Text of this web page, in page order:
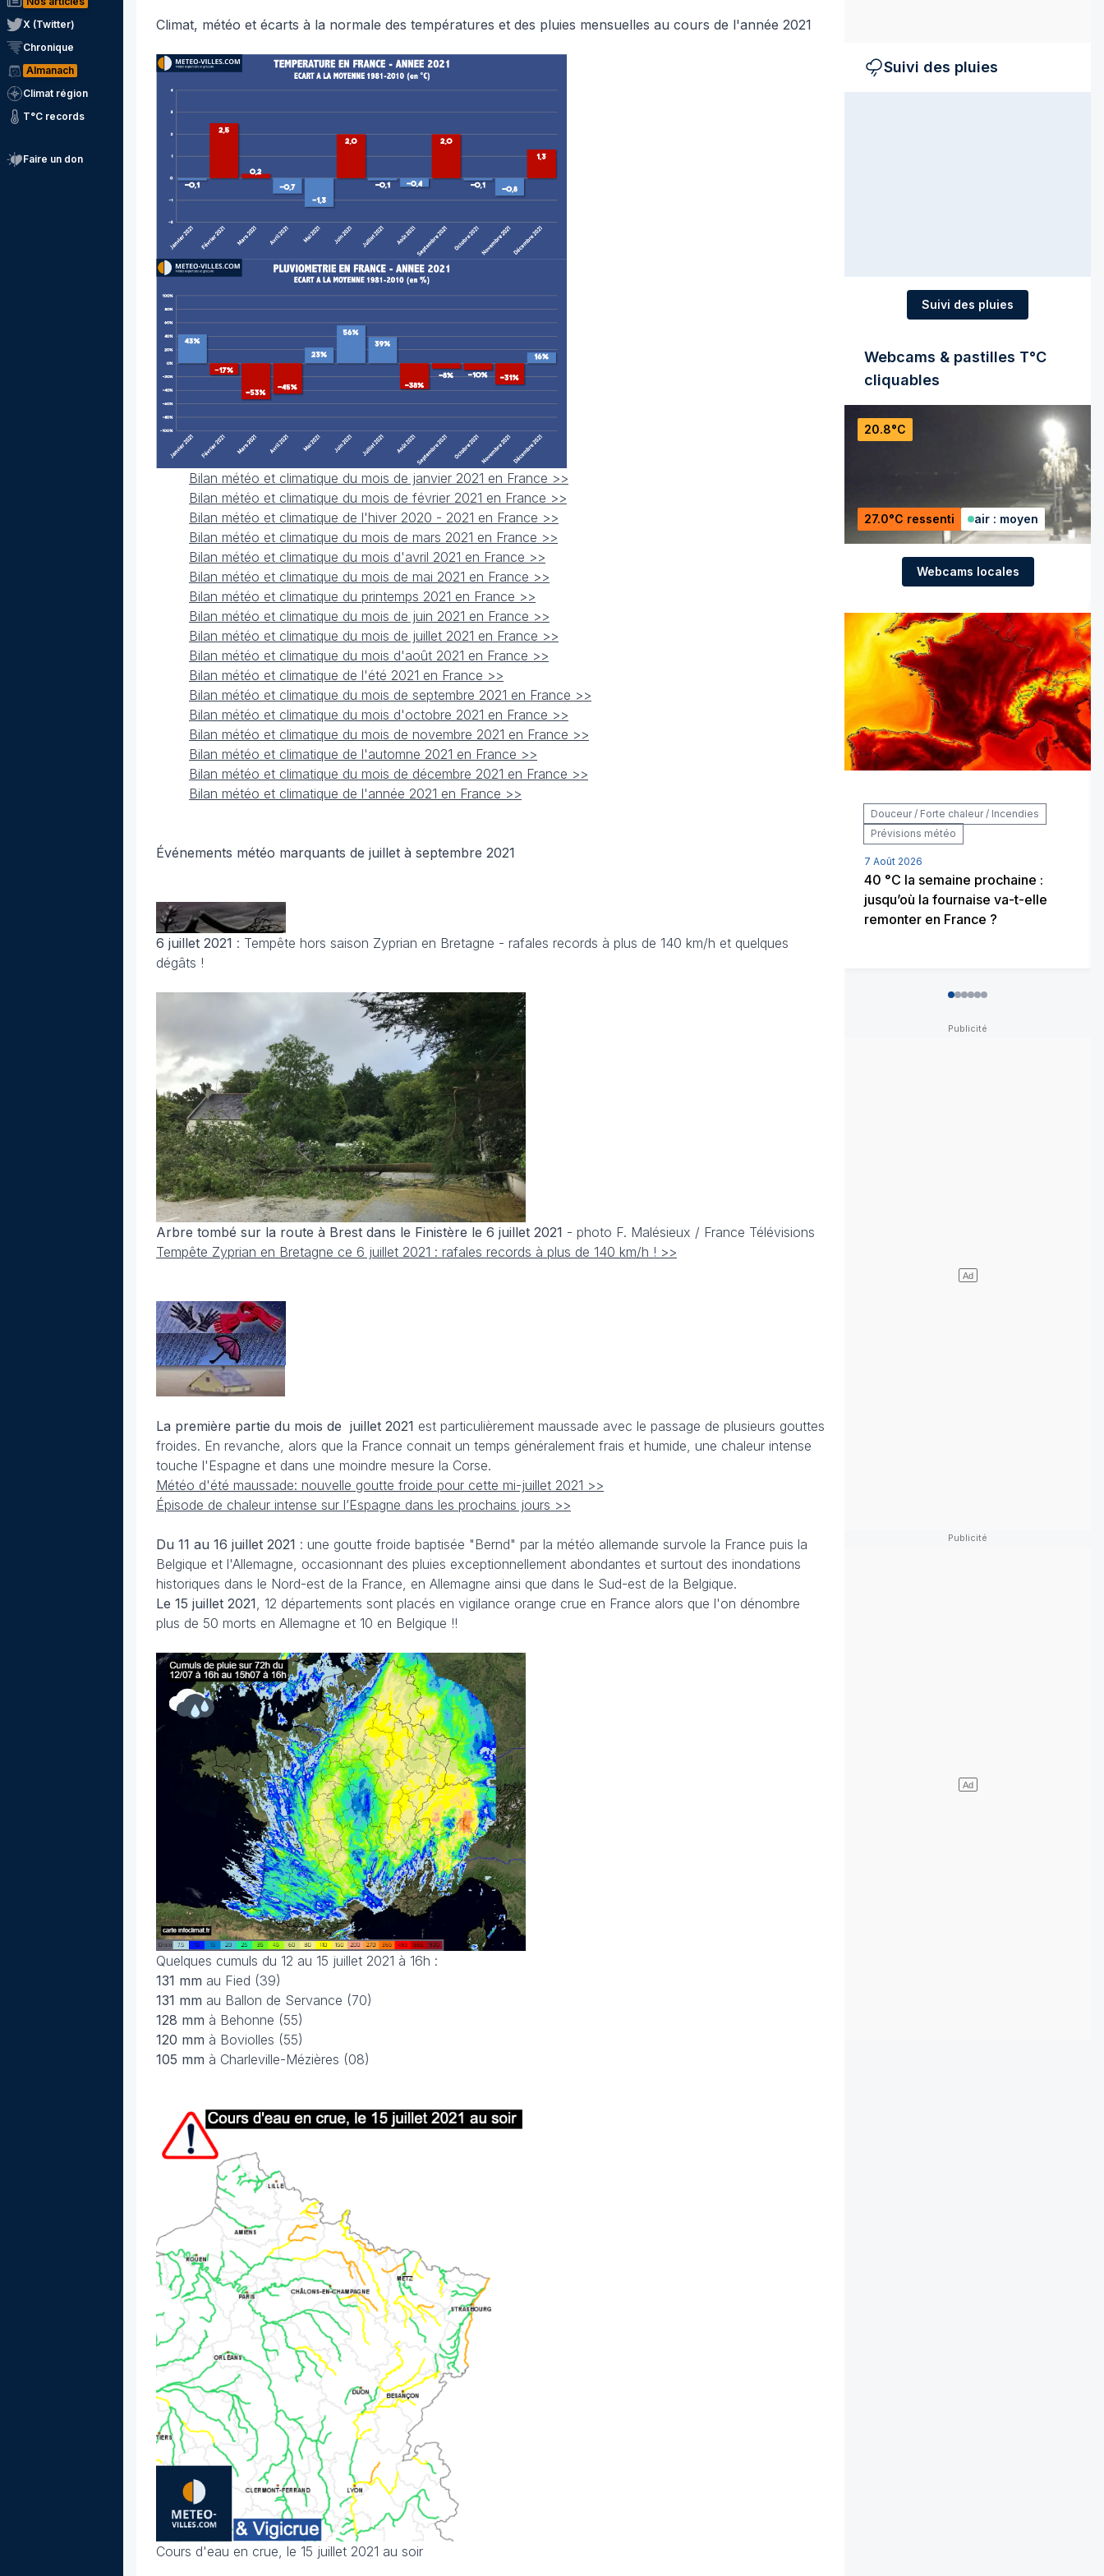
X (Twitter)
Chronique
Almanach
Climat région
T°C records
Faire un don
Climat, météo et écarts à la normale des températures et des pluies mensuelles au cours de l'année 2021
Bilan météo et climatique du mois de janvier 2021 en France >>
Bilan météo et climatique du mois de février 2021 en France >>
Bilan météo et climatique de l'hiver 2020 - 2021 en France >>
Bilan météo et climatique du mois de mars 2021 en France >>
Bilan météo et climatique du mois d'avril 2021 en France >>
Bilan météo et climatique du mois de mai 2021 en France >>
Bilan météo et climatique du printemps 2021 en France >>
Bilan météo et climatique du mois de juin 2021 en France >>
Bilan météo et climatique du mois de juillet 2021 en France >>
Bilan météo et climatique du mois d'août 2021 en France >>
Bilan météo et climatique de l'été 2021 en France >>
Bilan météo et climatique du mois de septembre 2021 en France >>
Bilan météo et climatique du mois d'octobre 2021 en France >>
Bilan météo et climatique du mois de novembre 2021 en France >>
Bilan météo et climatique de l'automne 2021 en France >>
Bilan météo et climatique du mois de décembre 2021 en France >>
Bilan météo et climatique de l'année 2021 en France >>
Événements météo marquants de juillet à septembre 2021
6 juillet 2021 : Tempête hors saison Zyprian en Bretagne - rafales records à plus de 140 km/h et quelques
dégâts !
Arbre tombé sur la route à Brest dans le Finistère le 6 juillet 2021 - photo F. Malésieux / France Télévisions
Tempête Zyprian en Bretagne ce 6 juillet 2021 : rafales records à plus de 140 km/h ! >>
La première partie du mois de juillet 2021 est particulièrement maussade avec le passage de plusieurs gouttes
froides. En revanche, alors que la France connait un temps généralement frais et humide, une chaleur intense
touche l'Espagne et dans une moindre mesure la Corse.
Météo d'été maussade: nouvelle goutte froide pour cette mi-juillet 2021 >>
Épisode de chaleur intense sur l’Espagne dans les prochains jours >>
Du 11 au 16 juillet 2021 : une goutte froide baptisée "Bernd" par la météo allemande survole la France puis la
Belgique et l'Allemagne, occasionnant des pluies exceptionnellement abondantes et surtout des inondations
historiques dans le Nord-est de la France, en Allemagne ainsi que dans le Sud-est de la Belgique.
Le 15 juillet 2021, 12 départements sont placés en vigilance orange crue en France alors que l'on dénombre
plus de 50 morts en Allemagne et 10 en Belgique !!
Quelques cumuls du 12 au 15 juillet 2021 à 16h :
131 mm au Fied (39)
131 mm au Ballon de Servance (70)
128 mm à Behonne (55)
120 mm à Boviolles (55)
105 mm à Charleville-Mézières (08)
Cours d'eau en crue, le 15 juillet 2021 au soir
Suivi des pluies
Suivi des pluies
Webcams & pastilles T°C
cliquables
20.8°C
27.0°C ressenti air : moyen
Webcams locales
Douceur / Forte chaleur / Incendies
Prévisions météo
7 Août 2026
40 °C la semaine prochaine :
jusqu’où la fournaise va-t-elle
remonter en France ?
012345